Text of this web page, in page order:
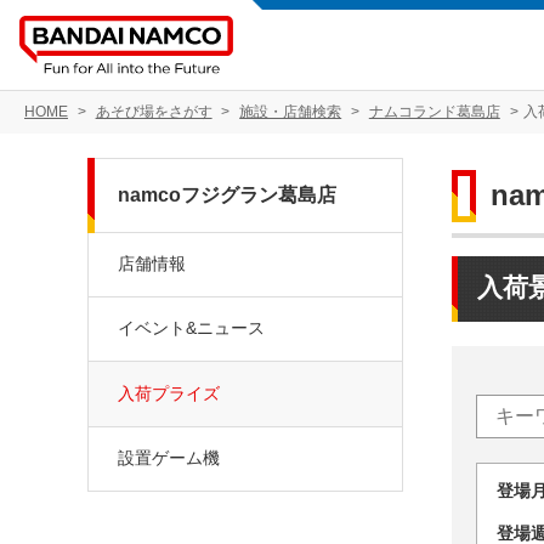
HOME あそび場をさがす 施設・店舗検索 ナムコランド葛島店 入
入荷
登
登
namcoフジグラン葛島店
店舗情報
イベント&ニュース
入荷プライズ
設置ゲーム機